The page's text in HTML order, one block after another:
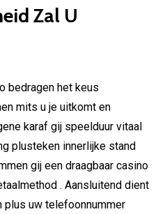
Zal U
bedragen het keus
mits u je uitkomt en
karaf gij speelduur vitaal
plusteken innerlijke stand
gij een draagbaar casino
. Aansluitend dient
plus uw telefoonnummer